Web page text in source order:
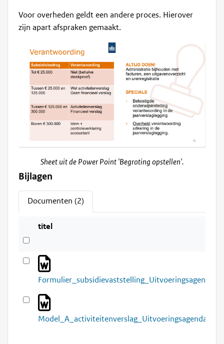
Voor overheden geldt een andere proces. Hierover
zijn apart afspraken gemaakt.
Sheet uit de Power Point 'Begroting opstellen'.
Bijlagen
Documenten (2)
titel